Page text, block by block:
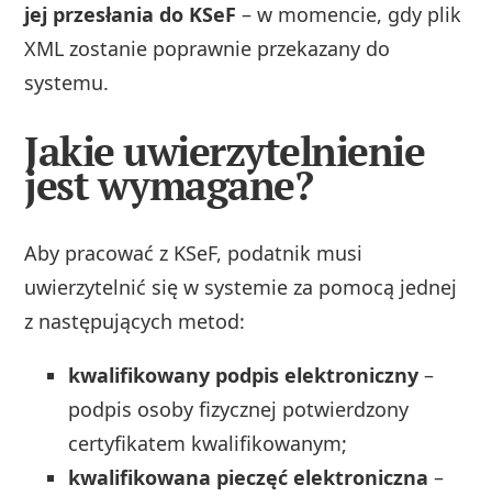
jej przesłania do KSeF – w momencie, gdy plik
XML zostanie poprawnie przekazany do
systemu.
Jakie uwierzytelnienie
jest wymagane?
Aby pracować z KSeF, podatnik musi
uwierzytelnić się w systemie za pomocą jednej
z następujących metod:
kwalifikowany podpis elektroniczny –
podpis osoby fizycznej potwierdzony
certyfikatem kwalifikowanym;
kwalifikowana pieczęć elektroniczna –